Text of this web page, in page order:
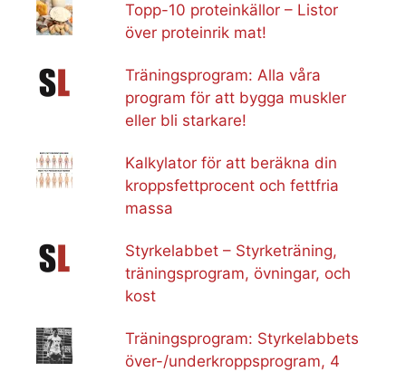
Topp-10 proteinkällor – Listor
över proteinrik mat!
Träningsprogram: Alla våra
program för att bygga muskler
eller bli starkare!
Kalkylator för att beräkna din
kroppsfettprocent och fettfria
massa
Styrkelabbet – Styrketräning,
träningsprogram, övningar, och
kost
Träningsprogram: Styrkelabbets
över-/underkroppsprogram, 4